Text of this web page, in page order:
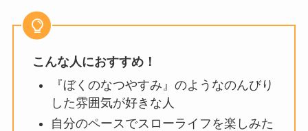
こんな人におすすめ！
『ぼくのなつやすみ』のようなのんびり
した雰囲気が好きな人
自分のペースでスローライフを楽しみた